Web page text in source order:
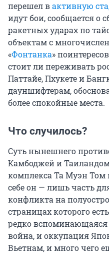
перешел вактивную
идут бои, сообщается о
ракетных ударах по
объектам с
«Фонтанка»
стоит ли переживать
Паттайе, Пхукете и
дауншифтерам,
более спокойные места.
Что случилось?
Суть нынешнего
Камбоджей и
комплекса Та Муэн Том
себе он — лишь часть
конфликта на
страницах которого
редко
война, и оккупация
Вьетнам, и много чего